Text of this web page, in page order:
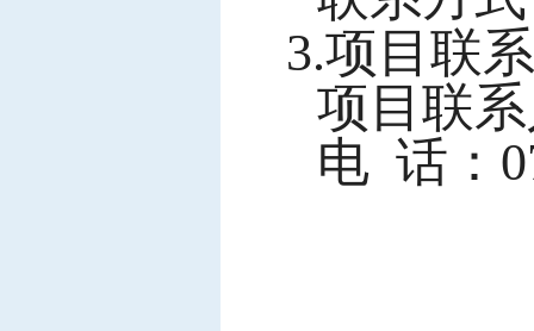
3.项目联
项目联
电 话：